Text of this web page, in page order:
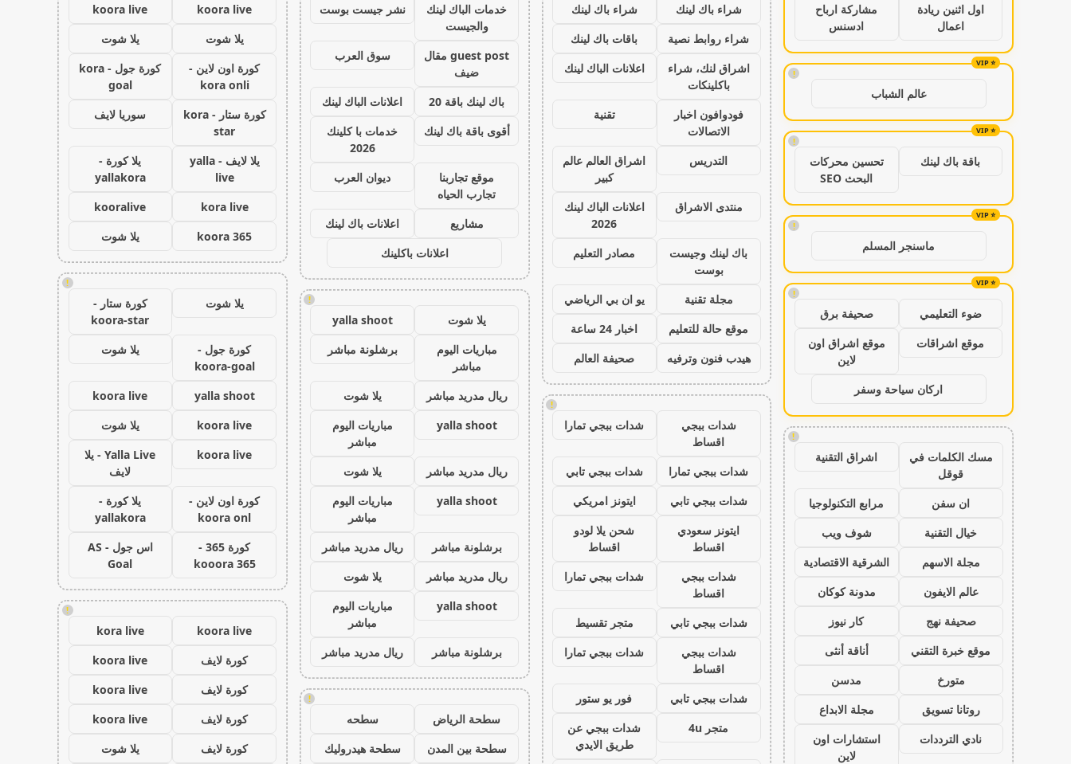
اول اثنين ريادة
اعمال
مشاركة ارباح
ادسنس
!
عالم الشباب
!
باقة باك لينك
تحسين محركات
البحث SEO
!
ماسنجر المسلم
!
ضوء التعليمي
صحيفة برق
موقع اشراقات
موقع اشراق اون
لاين
اركان سياحة وسفر
!
مسك الكلمات في
قوقل
اشراق التقنية
ان سفن
مرابع التكنولوجيا
خيال التقنية
شوف ويب
مجلة الاسهم
الشرقية الاقتصادية
عالم الايفون
مدونة كوكان
صحيفة نهج
كار نيوز
موقع خبرة التقني
أناقة أنثى
متورخ
مدسن
روتانا تسويق
مجلة الابداع
نادي الترددات
استشارات اون
لاين
شراء باك لينك
شراء باك لينك
شراء روابط نصية
باقات باك لينك
اشراق لنك، شراء
باكلينكات
اعلانات الباك لينك
فودوافون اخبار
الاتصالات
تقنية
التدريس
اشراق العالم عالم
كبير
منتدى الاشراق
اعلانات الباك لينك
2026
باك لينك وجيست
بوست
مصادر التعليم
مجلة تقنية
يو ان بي الرياضي
موقع حالة للتعليم
اخبار 24 ساعة
هيدب فنون وترفيه
صحيفة العالم
!
شدات ببجي
اقساط
شدات ببجي تمارا
شدات ببجي تمارا
شدات ببجي تابي
شدات ببجي تابي
ايتونز امريكي
ايتونز سعودي
اقساط
شحن يلا لودو
اقساط
شدات ببجي
اقساط
شدات ببجي تمارا
شدات ببجي تابي
متجر تقسيط
شدات ببجي
اقساط
شدات ببجي تمارا
شدات ببجي تابي
فور يو ستور
متجر 4u
شدات ببجي عن
طريق الايدي
خدمات الباك لينك
والجيست
نشر جيست بوست
guest post مقال
ضيف
سوق العرب
باك لينك باقة 20
اعلانات الباك لينك
أقوى باقة باك لينك
خدمات با كلينك
2026
موقع تجاربنا
تجارب الحياه
ديوان العرب
مشاريع
اعلانات باك لينك
اعلانات باكلينك
!
يلا شوت
yalla shoot
مباريات اليوم
مباشر
برشلونة مباشر
ريال مدريد مباشر
يلا شوت
yalla shoot
مباريات اليوم
مباشر
ريال مدريد مباشر
يلا شوت
yalla shoot
مباريات اليوم
مباشر
برشلونة مباشر
ريال مدريد مباشر
ريال مدريد مباشر
يلا شوت
yalla shoot
مباريات اليوم
مباشر
برشلونة مباشر
ريال مدريد مباشر
!
سطحة الرياض
سطحه
سطحة بين المدن
سطحة هيدروليك
koora live
koora live
يلا شوت
يلا شوت
كورة اون لاين -
kora onli
كورة جول - kora
goal
كورة ستار - kora
star
سوريا لايف
يلا لايف - yalla
live
يلا كورة -
yallakora
kora live
kooralive
koora 365
يلا شوت
!
يلا شوت
كورة ستار -
koora-star
كورة جول -
koora-goal
يلا شوت
yalla shoot
koora live
koora live
يلا شوت
koora live
Yalla Live - يلا
لايف
كورة اون لاين -
koora onl
يلا كورة -
yallakora
كورة 365 -
kooora 365
اس جول - AS
Goal
!
koora live
kora live
كورة لايف
koora live
كورة لايف
koora live
كورة لايف
koora live
كورة لايف
يلا شوت